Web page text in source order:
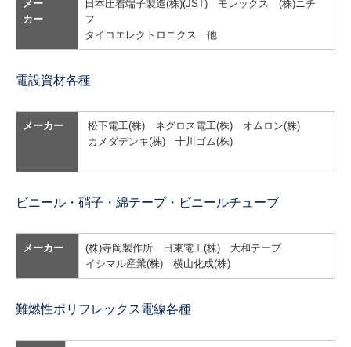
メー
カー
日本圧着端子製造(株)(JST) モレックス (株)ニチ
フ
タイコエレクトロニクス 他
電設資材各種
メーカー
松下電工(株) ネグロス電工(株) オムロン(株)
カメダデンキ(株) 十川ゴム(株)
ビニール・硝子・綿テープ・ビニールチューブ
メーカー
(株)寺岡製作所 日東電工(株) 大和テープ
イシマル産業(株) 横山化成(株)
難燃性ポリフレックス電線各種